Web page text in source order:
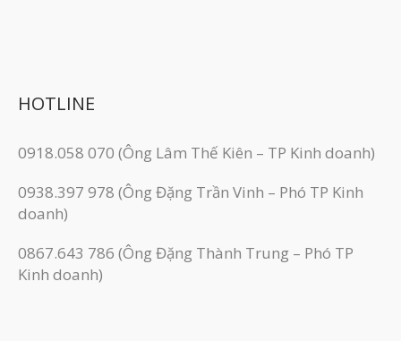
HOTLINE
0918.058 070 (Ông Lâm Thế Kiên – TP Kinh doanh)
0938.397 978 (Ông Đặng Trần Vinh – Phó TP Kinh
doanh)
0867.643 786 (Ông Đặng Thành Trung – Phó TP
Kinh doanh)